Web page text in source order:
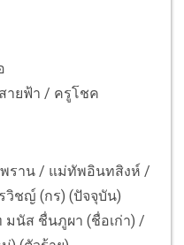
ายฟ้า / ครูโชค
พราน / แม่ทัพอินทสิงห์ /
วิชญ์ (กร) (ปัจจุบัน)
มนัส ชื่นภูผา (ชื่อเก่า) /